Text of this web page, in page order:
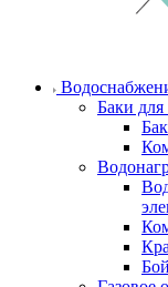
Баки